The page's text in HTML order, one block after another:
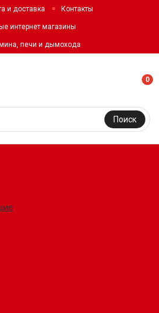
и доставка Контакты
интернет магазины
печи и дымохода
Поиск
0